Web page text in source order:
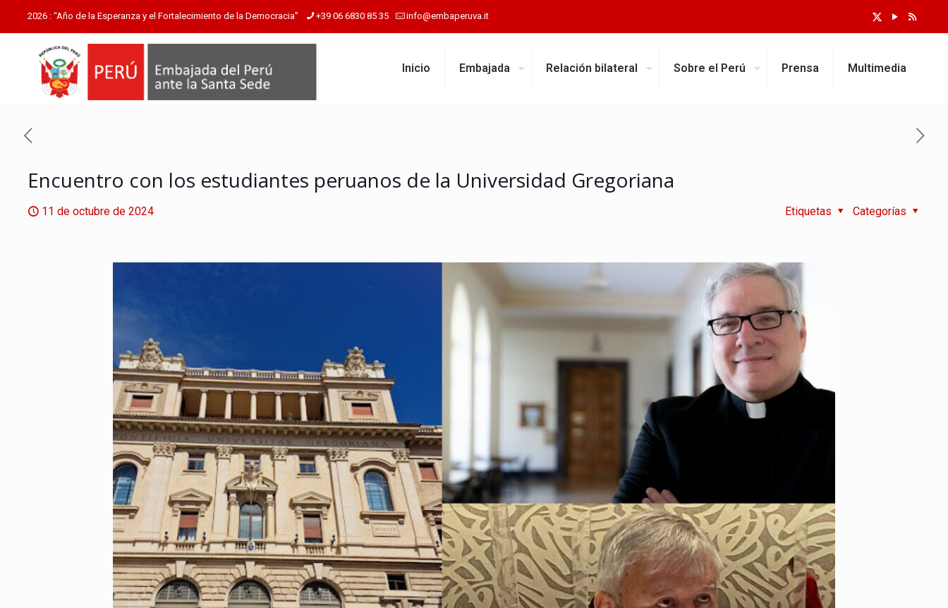
2026 : “Año de la Esperanza y el Fortalecimiento de la Democracia” +39 06 6830 85 35 info@embaperuva.it
Inicio Embajada Relación bilateral Sobre el Perú Prensa Multimedia
Encuentro con los estudiantes peruanos de la Universidad Gregoriana
11 de octubre de 2024 Categorías
Etiquetas